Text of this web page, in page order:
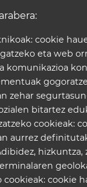
cookie
eta web
komunikazioa
zehar
bitartez
cookieak:
aurrez
cookieak: cookie